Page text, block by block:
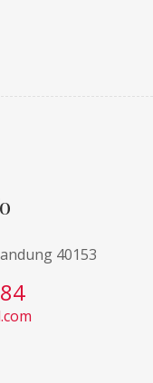
40153